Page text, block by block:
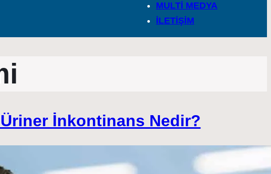
MULTİ MEDYA
İLETİŞİM
İnkontinans Nedir?